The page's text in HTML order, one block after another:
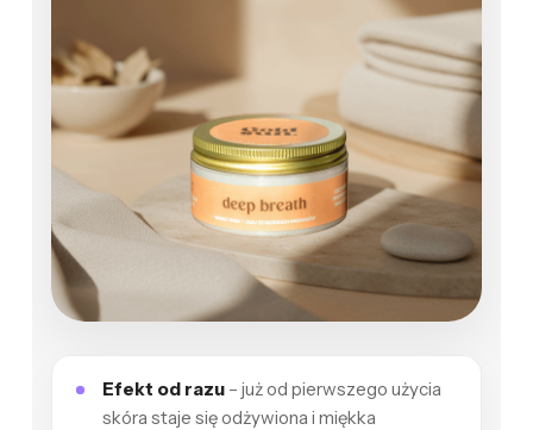
Efekt od razu– już od pierwszego użycia
skóra staje się odżywiona i miękka